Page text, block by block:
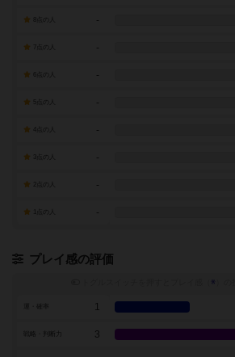
-
7点の人 -
-
-
-
-
-
-
プレイ感の評価
※
1
戦略・判断力 3